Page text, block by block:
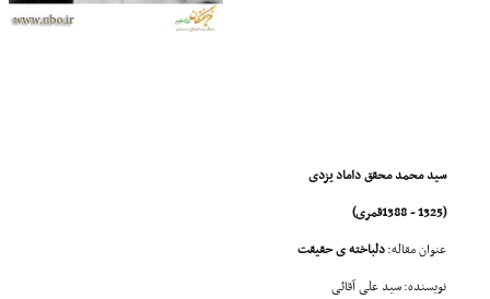
سید محمد محقق داماد یزدی
(1325 - 1388قمری)
عنوان مقاله:دلباخته ی حقیقت
نویسنده: سید علی آقائی